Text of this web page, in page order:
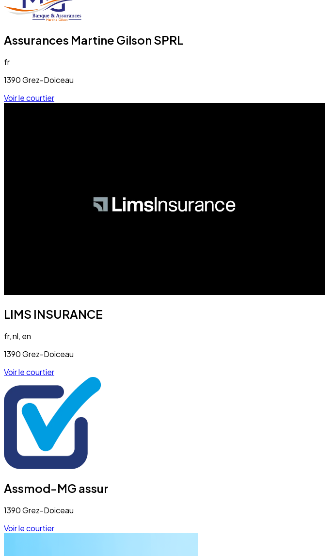
Assurances Martine Gilson SPRL
fr
1390 Grez-Doiceau
Voir le courtier
LIMS INSURANCE
fr, nl, en
1390 Grez-Doiceau
Voir le courtier
Assmod-MG assur
1390 Grez-Doiceau
Voir le courtier